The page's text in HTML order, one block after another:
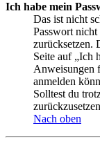
Ich habe mein
Das ist nicht
Passwort
zurücksetzen.
Seite auf „Ich
Anweisungen
anmelden
Solltest du
Nach oben